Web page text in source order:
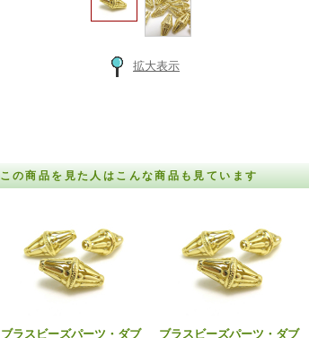
拡大表示
この商品を見た人はこんな商品も見ています
ブラスビーズパーツ・ダブ
ブラスビーズパーツ・ダブ